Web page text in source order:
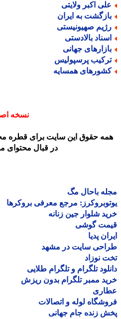
اکبر ولایتی
به ایران
صهیونیستی
بالادستی
جهانی
پرسپولیس
همسایه
نسخه اصلی
حقوق این سایت برای قطره
در قبال محتوای
باحال مگ
مرجع معرفی بروکرها
شلوار جین زنانه
گوشی
پدیا
سایت در مشهد
نوزاد
تلگرام و تلگرام طلایی
ممبر تلگرام بدون ریزش
لوله و اتصالات
زنده جام جهانی